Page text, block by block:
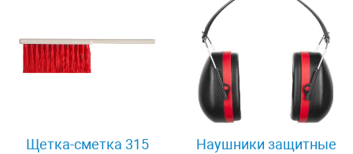
Щетка-сметка 315
Наушники защитные